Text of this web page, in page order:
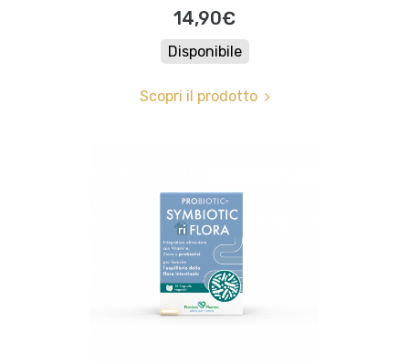
14,90€
Disponibile
Scopri il prodotto